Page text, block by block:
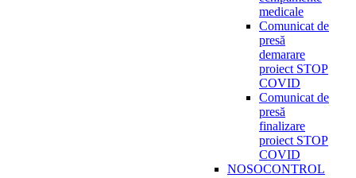
medicale
Comunicat de
presă
demarare
proiect STOP
COVID
Comunicat de
presă
finalizare
proiect STOP
COVID
NOSOCONTROL